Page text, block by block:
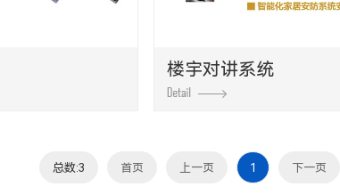
楼宇对讲系统
总数:3 首页 上一页 1 下一页